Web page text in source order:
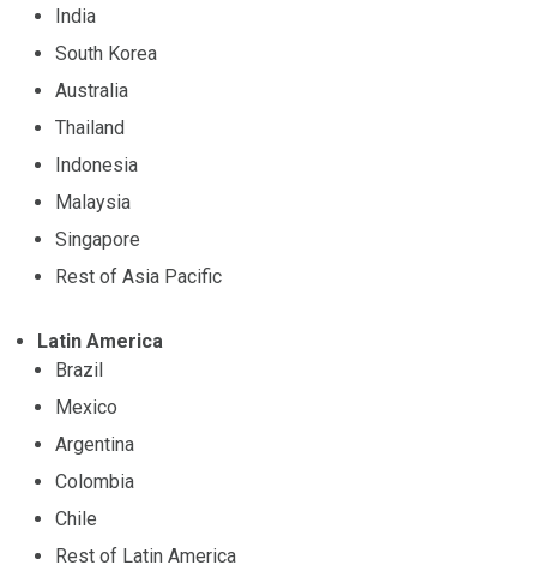
India
South Korea
Australia
Thailand
Indonesia
Malaysia
Singapore
Rest of Asia Pacific
Latin America
Brazil
Mexico
Argentina
Colombia
Chile
Rest of Latin America